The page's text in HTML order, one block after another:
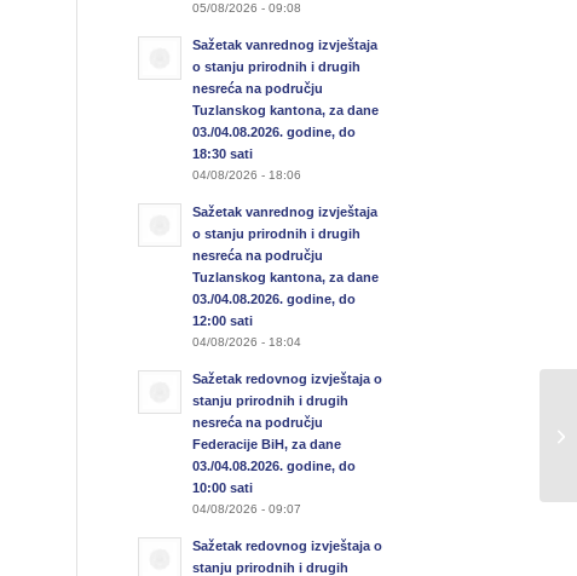
05/08/2026 - 09:08
Sažetak vanrednog izvještaja
o stanju prirodnih i drugih
nesreća na području
Tuzlanskog kantona, za dane
03./04.08.2026. godine, do
18:30 sati
04/08/2026 - 18:06
Sažetak vanrednog izvještaja
o stanju prirodnih i drugih
nesreća na području
Tuzlanskog kantona, za dane
03./04.08.2026. godine, do
12:00 sati
04/08/2026 - 18:04
Sažetak redovnog izvještaja o
stanju prirodnih i drugih
nesreća na području
Federacije BiH, za dane
03./04.08.2026. godine, do
10:00 sati
04/08/2026 - 09:07
Sažetak redovnog izvještaja o
stanju prirodnih i drugih
u